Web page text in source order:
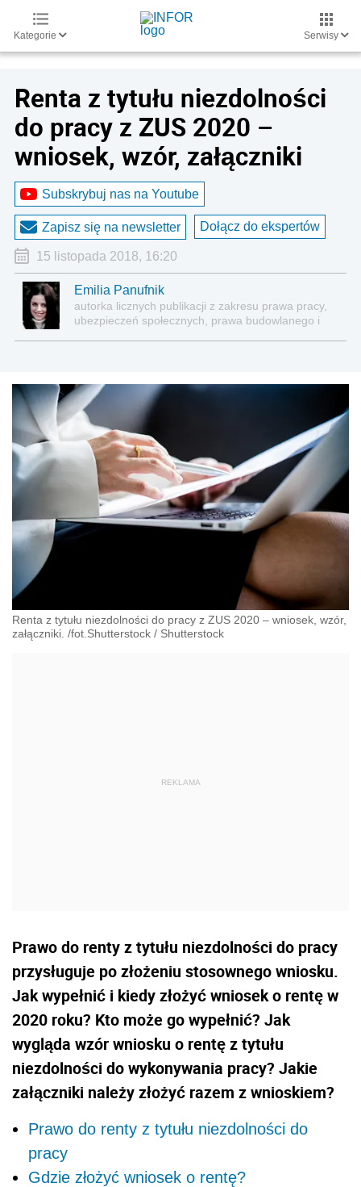
Kategorie Serwisy
Renta z tytułu niezdolności
do pracy z ZUS 2020 –
wniosek, wzór, załączniki
Subskrybuj nas na Youtube
Zapisz się na newsletter Dołącz do ekspertów
15 listopada 2018, 16:20
Emilia Panufnik
autorka licznych publikacji z zakresu prawa pracy,
ubezpieczeń społecznych, prawa budowlanego i
Renta z tytułu niezdolności do pracy z ZUS 2020 – wniosek, wzór,
załączniki. /fot.Shutterstock / Shutterstock
Prawo do renty z tytułu niezdolności do pracy
przysługuje po złożeniu stosownego wniosku.
Jak wypełnić i kiedy złożyć wniosek o rentę w
2020 roku? Kto może go wypełnić? Jak
wygląda wzór wniosku o rentę z tytułu
niezdolności do wykonywania pracy? Jakie
załączniki należy złożyć razem z wnioskiem?
Prawo do renty z tytułu niezdolności do
pracy
Gdzie złożyć wniosek o rentę?